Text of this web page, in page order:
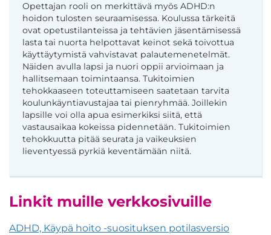
Opettajan rooli on merkittävä myös ADHD:n
hoidon tulosten seuraamisessa. Koulussa tärkeitä
ovat opetustilanteissa ja tehtävien jäsentämisessä
lasta tai nuorta helpottavat keinot sekä toivottua
käyttäytymistä vahvistavat palautemenetelmät.
Näiden avulla lapsi ja nuori oppii arvioimaan ja
hallitsemaan toimintaansa. Tukitoimien
tehokkaaseen toteuttamiseen saatetaan tarvita
koulunkäyntiavustajaa tai pienryhmää. Joillekin
lapsille voi olla apua esimerkiksi siitä, että
vastausaikaa kokeissa pidennetään. Tukitoimien
tehokkuutta pitää seurata ja vaikeuksien
lieventyessä pyrkiä keventämään niitä.
Linkit muille verkkosivuille
ADHD, Käypä hoito -suosituksen potilasversio